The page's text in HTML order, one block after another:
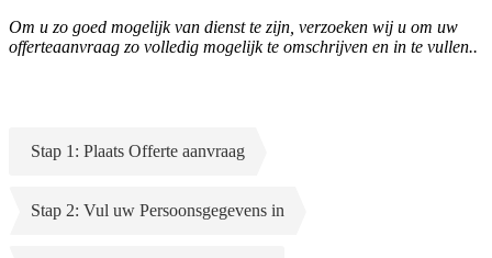
Om u zo goed mogelijk van dienst te zijn, verzoeken wij u om uw
offerteaanvraag zo volledig mogelijk te omschrijven en in te vullen..
Stap 1: Plaats Offerte aanvraag
Stap 2: Vul uw Persoonsgegevens in